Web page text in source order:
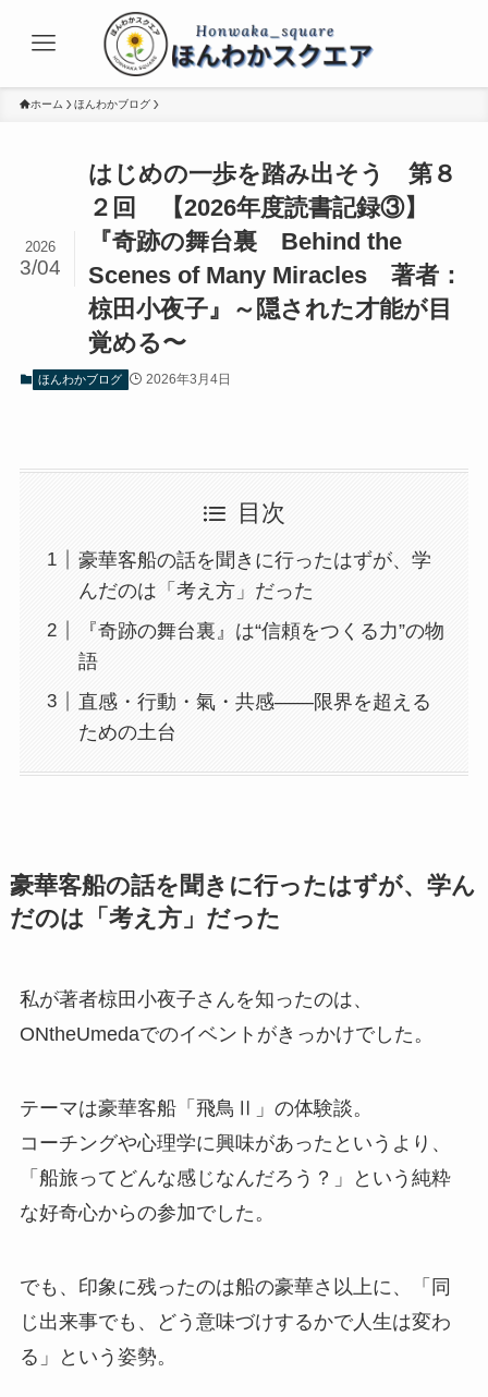
ホーム ほんわかブログ
はじめの一歩を踏み出そう 第８
２回 【2026年度読書記録③】
『奇跡の舞台裏 Behind the
Scenes of Many Miracles 著者：
椋田小夜子』～隠された才能が目
覚める〜
2026
3/04
ほんわかブログ 2026年3月4日
目次
豪華客船の話を聞きに行ったはずが、学
んだのは「考え方」だった
『奇跡の舞台裏』は“信頼をつくる力”の物
語
直感・行動・氣・共感――限界を超える
ための土台
豪華客船の話を聞きに行ったはずが、学ん
だのは「考え方」だった
私が著者椋田小夜子さんを知ったのは、
ONtheUmedaでのイベントがきっかけでした。
テーマは豪華客船「飛鳥Ⅱ」の体験談。
コーチングや心理学に興味があったというより、
「船旅ってどんな感じなんだろう？」という純粋
な好奇心からの参加でした。
でも、印象に残ったのは船の豪華さ以上に、「同
じ出来事でも、どう意味づけするかで人生は変わ
る」という姿勢。